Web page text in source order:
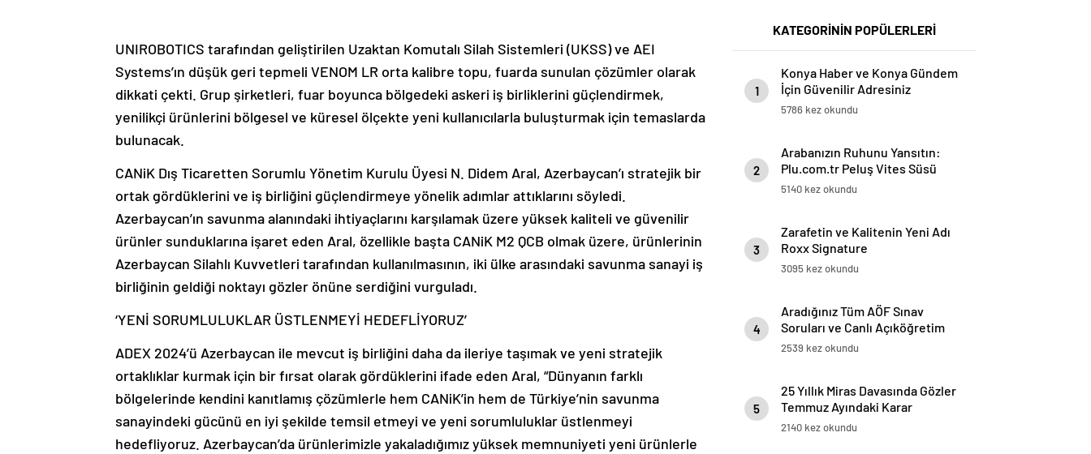
UNIROBOTICS tarafından geliştirilen Uzaktan Komutalı Silah Sistemleri (UKSS) ve AEI
Systems’ın düşük geri tepmeli VENOM LR orta kalibre topu, fuarda sunulan çözümler olarak
dikkati çekti. Grup şirketleri, fuar boyunca bölgedeki askeri iş birliklerini güçlendirmek,
yenilikçi ürünlerini bölgesel ve küresel ölçekte yeni kullanıcılarla buluşturmak için temaslarda
bulunacak.
CANiK Dış Ticaretten Sorumlu Yönetim Kurulu Üyesi N. Didem Aral, Azerbaycan’ı stratejik bir
ortak gördüklerini ve iş birliğini güçlendirmeye yönelik adımlar attıklarını söyledi.
Azerbaycan’ın savunma alanındaki ihtiyaçlarını karşılamak üzere yüksek kaliteli ve güvenilir
ürünler sunduklarına işaret eden Aral, özellikle başta CANiK M2 QCB olmak üzere, ürünlerinin
Azerbaycan Silahlı Kuvvetleri tarafından kullanılmasının, iki ülke arasındaki savunma sanayi iş
birliğinin geldiği noktayı gözler önüne serdiğini vurguladı.
‘YENİ SORUMLULUKLAR ÜSTLENMEYİ HEDEFLİYORUZ’
ADEX 2024’ü Azerbaycan ile mevcut iş birliğini daha da ileriye taşımak ve yeni stratejik
ortaklıklar kurmak için bir fırsat olarak gördüklerini ifade eden Aral, “Dünyanın farklı
bölgelerinde kendini kanıtlamış çözümlerle hem CANiK’in hem de Türkiye’nin savunma
sanayindeki gücünü en iyi şekilde temsil etmeyi ve yeni sorumluluklar üstlenmeyi
hedefliyoruz. Azerbaycan’da ürünlerimizle yakaladığımız yüksek memnuniyeti yeni ürünlerle
KATEGORİNİN POPÜLERLERİ
1
Konya Haber ve Konya Gündem
İçin Güvenilir Adresiniz
5786 kez okundu
2
Arabanızın Ruhunu Yansıtın:
Plu.com.tr Peluş Vites Süsü
Modelleri
5140 kez okundu
3
Zarafetin ve Kalitenin Yeni Adı
Roxx Signature
3095 kez okundu
4
Aradığınız Tüm AÖF Sınav
Soruları ve Canlı Açıköğretim
Forumu Burada
2539 kez okundu
5
25 Yıllık Miras Davasında Gözler
Temmuz Ayındaki Karar
Duruşmasına Çevrildi
2140 kez okundu